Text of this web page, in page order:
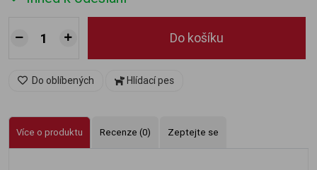
Do košíku
Do oblíbených Hlídací pes
Více o produktu Recenze (0) Zeptejte se